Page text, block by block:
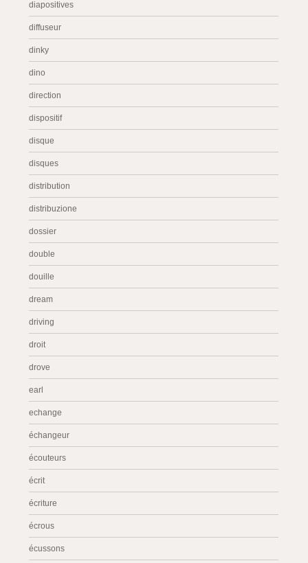
diapositives
diffuseur
dinky
dino
direction
dispositif
disque
disques
distribution
distribuzione
dossier
double
douille
dream
driving
droit
drove
earl
echange
échangeur
écouteurs
écrit
écriture
écrous
écussons